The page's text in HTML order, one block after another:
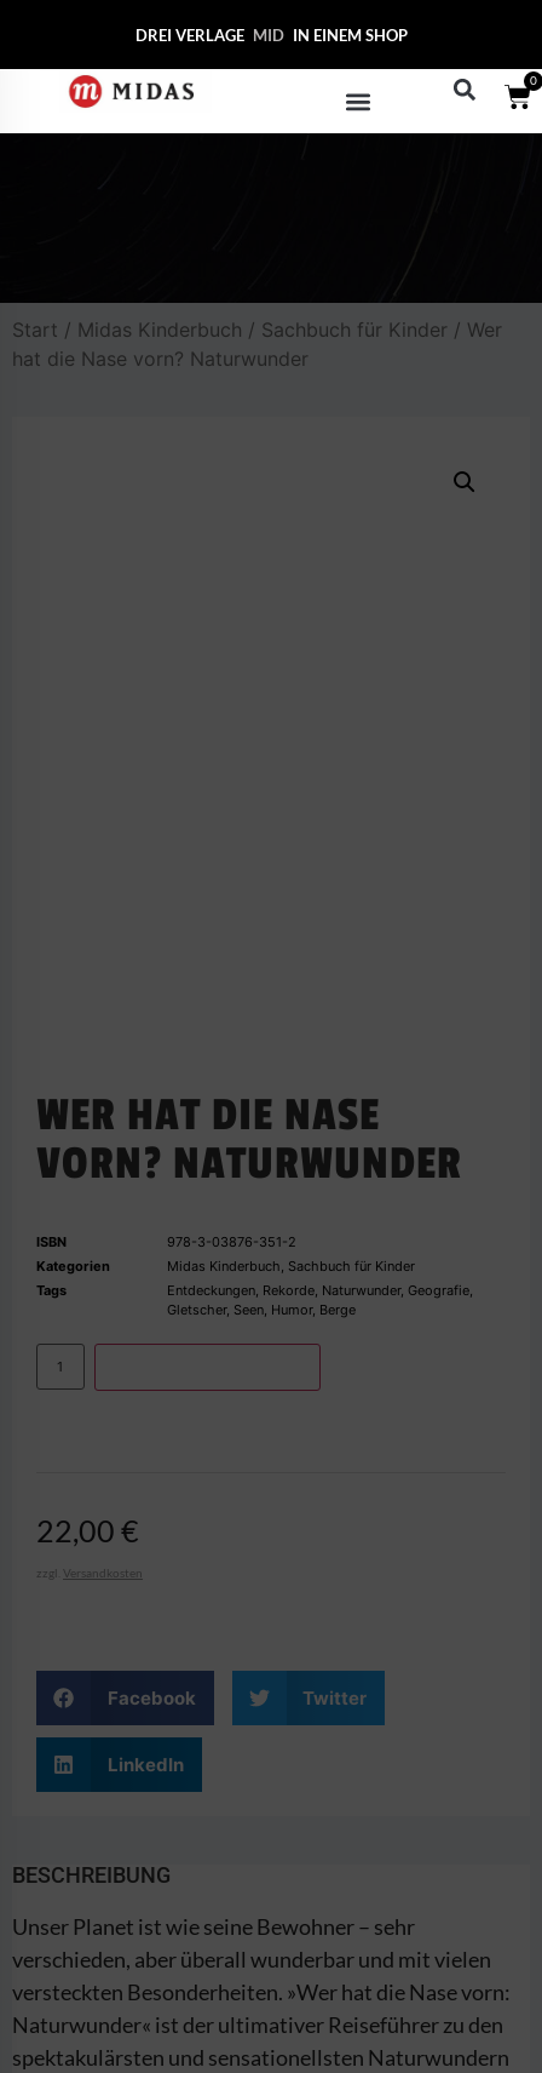
DREI VERLAGE MIDAS COL IN EINEM SHOP
0
Start / Midas Kinderbuch / Sachbuch für Kinder / Wer
hat die Nase vorn? Naturwunder
WER HAT DIE NASE
VORN? NATURWUNDER
ISBN
978-3-03876-351-2
Kategorien
Midas Kinderbuch, Sachbuch für Kinder
Tags
Entdeckungen, Rekorde, Naturwunder, Geografie,
Gletscher, Seen, Humor, Berge
22,00 €
zzgl. Versandkosten
Facebook Twitter
LinkedIn
BESCHREIBUNG
Unser Planet ist wie seine Bewohner – sehr
verschieden, aber überall wunderbar und mit vielen
versteckten Besonderheiten. »Wer hat die Nase vorn:
Naturwunder« ist der ultimativer Reiseführer zu den
spektakulärsten und sensationellsten Naturwundern